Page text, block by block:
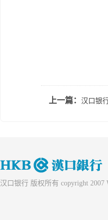
上一篇： 汉口银
汉口银行 版权所有 copyright 2007